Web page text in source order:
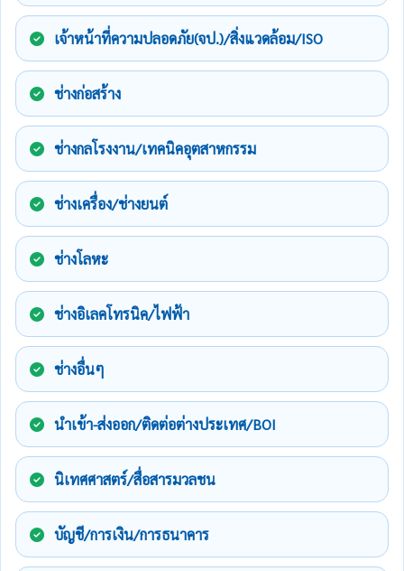
เจ้าหน้าที่ความปลอดภัย(จป.)/สิ่งแวดล้อม/ISO
ช่างก่อสร้าง
ช่างกลโรงงาน/เทคนิคอุตสาหกรรม
ช่างเครื่อง/ช่างยนต์
ช่างโลหะ
ช่างอิเลคโทรนิค/ไฟฟ้า
ช่างอื่นๆ
นำเข้า-ส่งออก/ติดต่อต่างประเทศ/BOI
นิเทศศาสตร์/สื่อสารมวลชน
บัญชี/การเงิน/การธนาคาร